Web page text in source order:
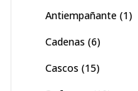
Antiempañante (1)
Cadenas (6)
Cascos (15)